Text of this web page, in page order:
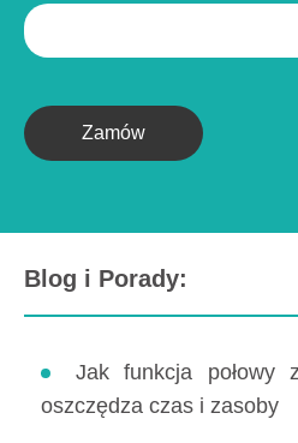
Zamów
Blog i Porady:
Jak funkcja połowy
oszczędza czas i zasoby